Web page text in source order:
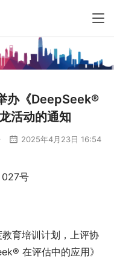
办《DeepSeek®
活动的通知
2025年4月23日 16:54
号
育培训计划，上评协
在评估中的应用》